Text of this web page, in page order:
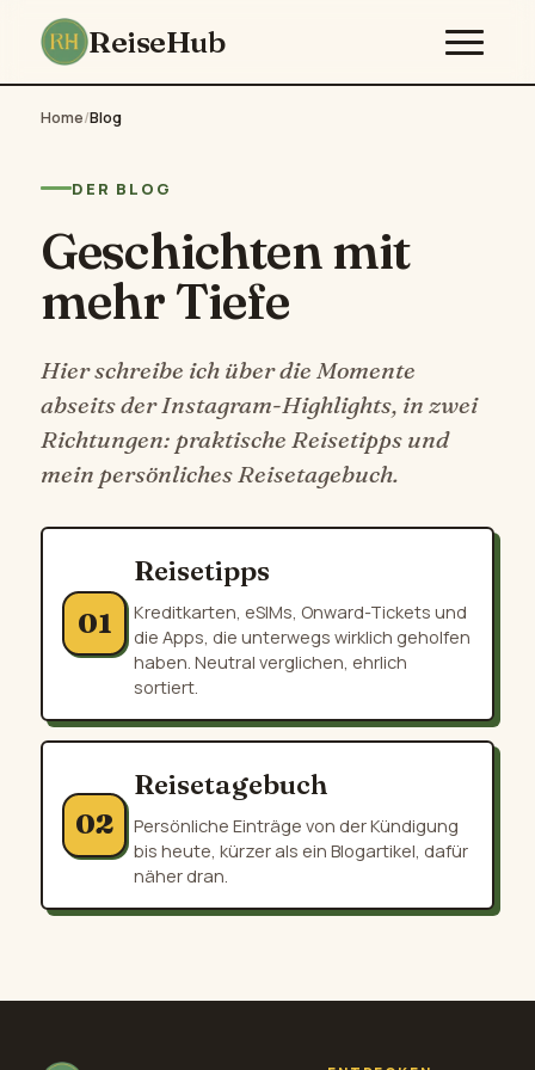
ReiseHub
Home/Blog
DER BLOG
Geschichten mit
mehr Tiefe
Hier schreibe ich über die Momente
abseits der Instagram-Highlights, in zwei
Richtungen: praktische Reisetipps und
mein persönliches Reisetagebuch.
01
Reisetipps
Kreditkarten, eSIMs, Onward-Tickets und
die Apps, die unterwegs wirklich geholfen
haben. Neutral verglichen, ehrlich
sortiert.
02
Reisetagebuch
Persönliche Einträge von der Kündigung
bis heute, kürzer als ein Blogartikel, dafür
näher dran.